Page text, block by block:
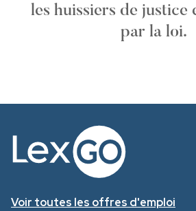
les huissiers de justice
par la loi.
Voir toutes les offres d'emploi